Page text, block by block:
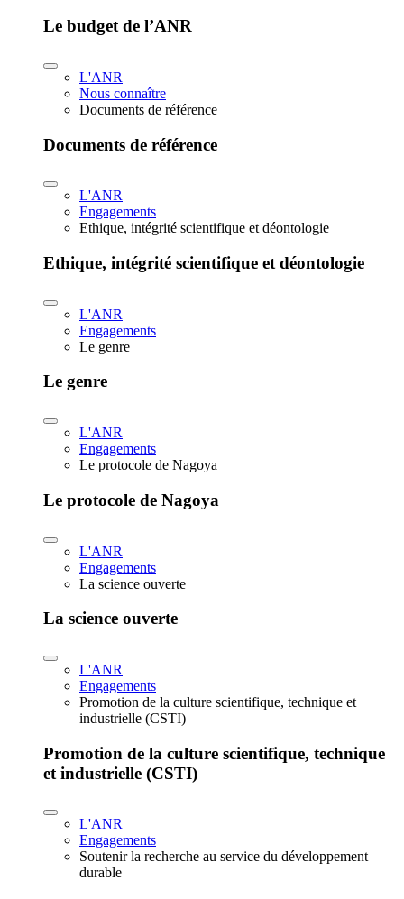
Le budget de l’ANR
L'ANR
Nous connaître
Documents de référence
Documents de référence
L'ANR
Engagements
Ethique, intégrité scientifique et déontologie
Ethique, intégrité scientifique et déontologie
L'ANR
Engagements
Le genre
Le genre
L'ANR
Engagements
Le protocole de Nagoya
Le protocole de Nagoya
L'ANR
Engagements
La science ouverte
La science ouverte
L'ANR
Engagements
Promotion de la culture scientifique, technique et
industrielle (CSTI)
Promotion de la culture scientifique, technique
et industrielle (CSTI)
L'ANR
Engagements
Soutenir la recherche au service du développement
durable